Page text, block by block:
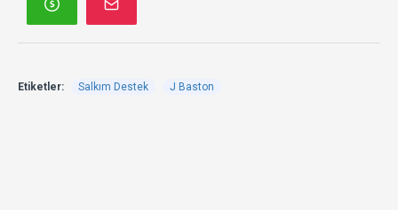
Etiketler: Salkım Destek J Baston